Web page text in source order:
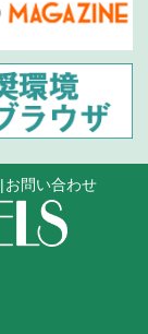
お問い合わせ